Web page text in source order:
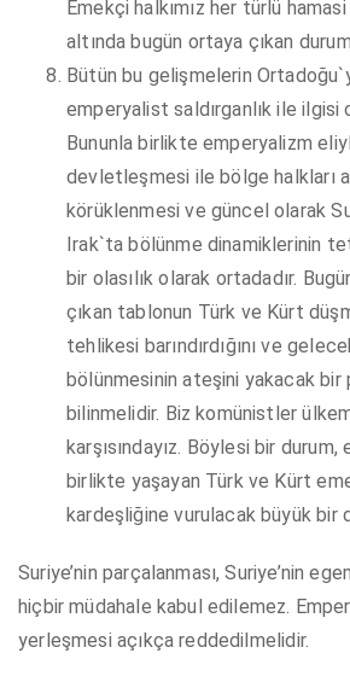
Emekçi halkımız her türlü
altında bugün ortaya çıkan
Bütün bu gelişmelerin
emperyalist saldırganlık ile ilgisi
Bununla birlikte emperyalizm
devletleşmesi ile bölge halkları
körüklenmesi ve güncel olarak
Irak`ta bölünme dinamiklerinin
bir olasılık olarak ortadadır.
çıkan tablonun Türk ve Kürt
tehlikesi barındırdığını ve
bölünmesinin ateşini yakacak bir
bilinmelidir. Biz komünistler
karşısındayız. Böylesi bir durum,
birlikte yaşayan Türk ve Kürt
kardeşliğine vurulacak büyük bir
Suriye’nin parçalanması, Suriye’nin
hiçbir müdahale kabul edilemez.
yerleşmesi açıkça reddedilmelidir.